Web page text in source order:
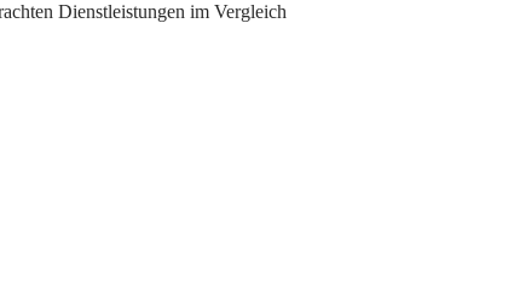
Dienstleistungen im Vergleich